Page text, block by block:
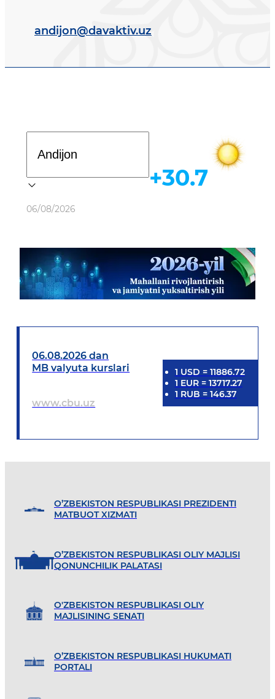
andijon@davaktiv.uz
Ob-havo
06/08/2026
+30.7
06.08.2026 dan
MB valyuta kurslari
www.cbu.uz
1 USD = 11886.72
1 EUR= 13717.27
1 RUB = 146.37
O’ZBEKISTON RESPUBLIKASI PREZIDENTI
MATBUOT XIZMATI
O’ZBEKISTON RESPUBLIKASI OLIY MAJLISI
QONUNCHILIK PALATASI
O'ZBEKISTON RESPUBLIKASI OLIY
MAJLISINING SENATI
O’ZBEKISTON RESPUBLIKASI HUKUMATI
PORTALI